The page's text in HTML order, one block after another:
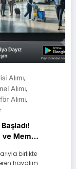
Alımı,
Alımı,
Alımı,
ve Memur
birlikte
havalim